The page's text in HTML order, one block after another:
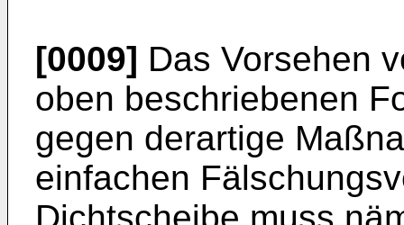
[0009] Das Vorsehen
oben beschriebenen
gegen derartige
einfachen